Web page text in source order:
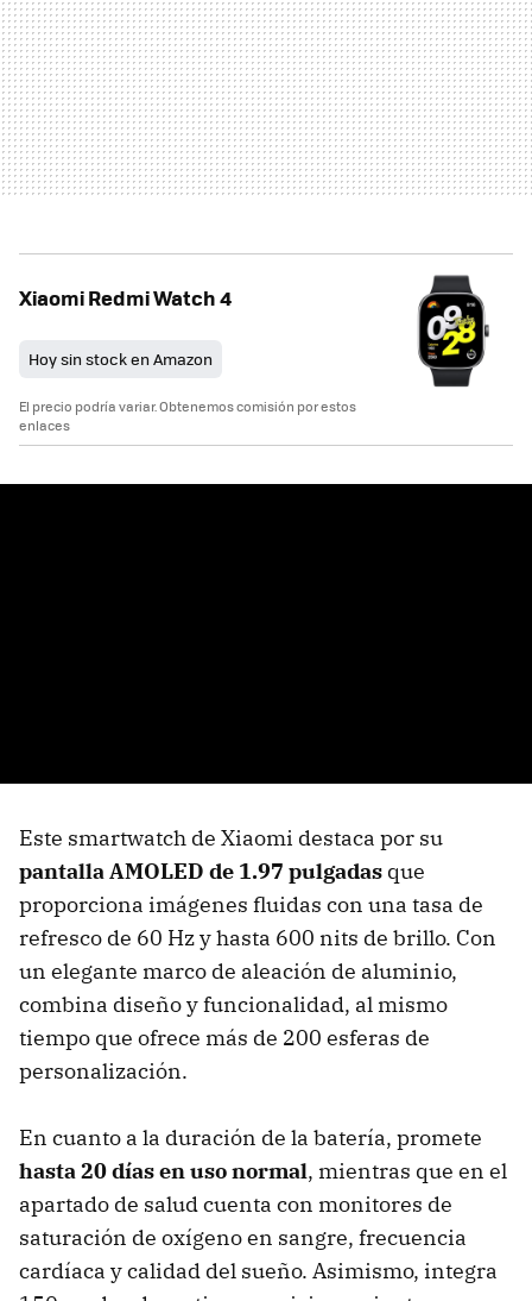
Xiaomi Redmi Watch 4
Hoy sin stock en Amazon
El precio podría variar. Obtenemos comisión por estos
enlaces
Este smartwatch de Xiaomi destaca por su
pantalla AMOLED de 1.97 pulgadas que
proporciona imágenes fluidas con una tasa de
refresco de 60 Hz y hasta 600 nits de brillo. Con
un elegante marco de aleación de aluminio,
combina diseño y funcionalidad, al mismo
tiempo que ofrece más de 200 esferas de
personalización.
En cuanto a la duración de la batería, promete
hasta 20 días en uso normal, mientras que en el
apartado de salud cuenta con monitores de
saturación de oxígeno en sangre, frecuencia
cardíaca y calidad del sueño. Asimismo, integra